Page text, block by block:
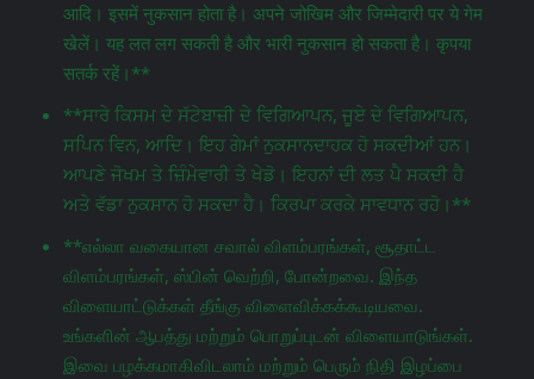
आदि। इसमें नुकसान होता है। अपने जोखिम और जिम्मेदारी पर ये गेम
खेलें। यह लत लग सकती है और भारी नुकसान हो सकता है। कृपया
सतर्क रहें।**
**ਸਾਰੇ ਕਿਸਮ ਦੇ ਸੱਟੇਬਾਜ਼ੀ ਦੇ ਵਿਗਿਆਪਨ, ਜੂਏ ਦੇ ਵਿਗਿਆਪਨ,
ਸਪਿਨ ਵਿਨ, ਆਦਿ। ਇਹ ਗੇਮਾਂ ਨੁਕਸਾਨਦਾਹਕ ਹੋ ਸਕਦੀਆਂ ਹਨ।
ਆਪਣੇ ਜੋਖਮ ਤੇ ਜ਼ਿੰਮੇਵਾਰੀ ਤੇ ਖੇਡੋ। ਇਹਨਾਂ ਦੀ ਲਤ ਪੈ ਸਕਦੀ ਹੈ
ਅਤੇ ਵੱਡਾ ਨੁਕਸਾਨ ਹੋ ਸਕਦਾ ਹੈ। ਕਿਰਪਾ ਕਰਕੇ ਸਾਵਧਾਨ ਰਹੋ।**
**எல்லா வகையான சவால் விளம்பரங்கள், சூதாட்ட
விளம்பரங்கள், ஸ்பின் வெற்றி, போன்றவை. இந்த
விளையாட்டுக்கள் தீங்கு விளைவிக்கக்கூடியவை.
உங்களின் ஆபத்து மற்றும் பொறுப்புடன் விளையாடுங்கள்.
இவை பழக்கமாகிவிடலாம் மற்றும் பெரும் நிதி இழப்பை